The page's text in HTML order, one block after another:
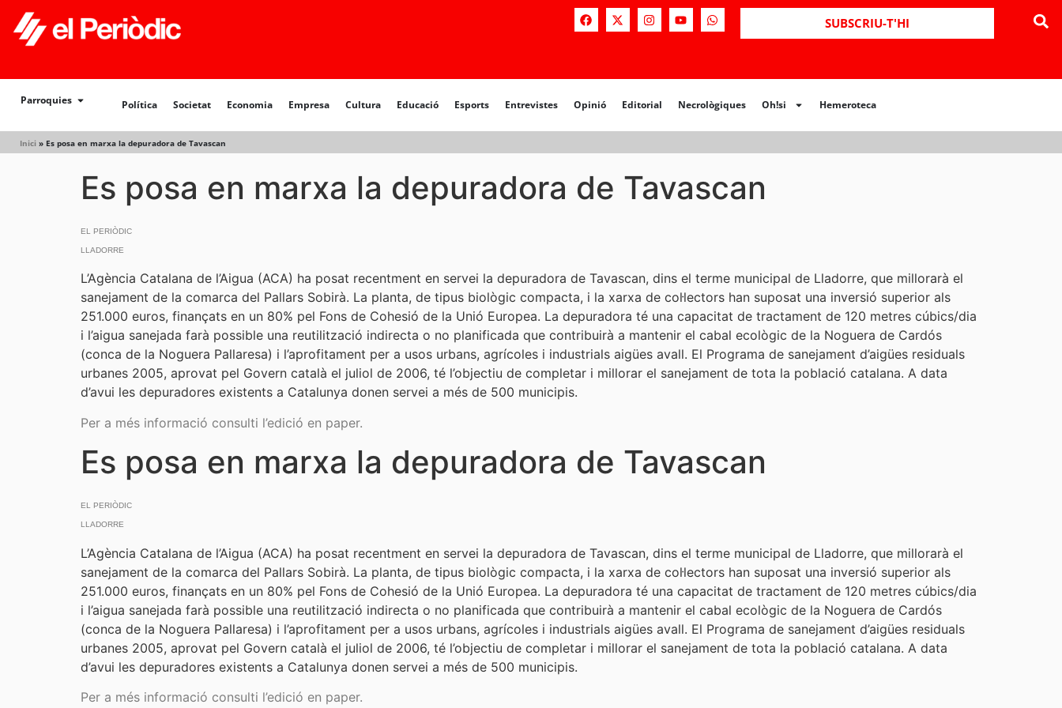
SUBSCRIU-T'HI
Parroquies Política Societat Economia Empresa Cultura Educació Esports Entrevistes Opinió Editorial Necrològiques Oh!si Hemeroteca
Inici » Es posa en marxa la depuradora de Tavascan
Política Societat Opinió Editorial Necrològiques Hemeroteca
Es posa en marxa la depuradora de Tavascan
EL PERIÒDIC
LLADORRE
L’Agència Catalana de l’Aigua (ACA) ha posat recentment en servei la depuradora de Tavascan, dins el terme municipal de Lladorre, que millorarà el
sanejament de la comarca del Pallars Sobirà. La planta, de tipus biològic compacta, i la xarxa de col·lectors han suposat una inversió superior als
251.000 euros, finançats en un 80% pel Fons de Cohesió de la Unió Europea. La depuradora té una capacitat de tractament de 120 metres cúbics/dia
i l’aigua sanejada farà possible una reutilització indirecta o no planificada que contribuirà a mantenir el cabal ecològic de la Noguera de Cardós
(conca de la Noguera Pallaresa) i l’aprofitament per a usos urbans, agrícoles i industrials aigües avall. El Programa de sanejament d’aigües residuals
urbanes 2005, aprovat pel Govern català el juliol de 2006, té l’objectiu de completar i millorar el sanejament de tota la població catalana. A data
d’avui les depuradores existents a Catalunya donen servei a més de 500 municipis.
Per a més informació consulti l’edició en paper.
Es posa en marxa la depuradora de Tavascan
EL PERIÒDIC
LLADORRE
L’Agència Catalana de l’Aigua (ACA) ha posat recentment en servei la depuradora de Tavascan, dins el terme municipal de Lladorre, que millorarà el
sanejament de la comarca del Pallars Sobirà. La planta, de tipus biològic compacta, i la xarxa de col·lectors han suposat una inversió superior als
251.000 euros, finançats en un 80% pel Fons de Cohesió de la Unió Europea. La depuradora té una capacitat de tractament de 120 metres cúbics/dia
i l’aigua sanejada farà possible una reutilització indirecta o no planificada que contribuirà a mantenir el cabal ecològic de la Noguera de Cardós
(conca de la Noguera Pallaresa) i l’aprofitament per a usos urbans, agrícoles i industrials aigües avall. El Programa de sanejament d’aigües residuals
urbanes 2005, aprovat pel Govern català el juliol de 2006, té l’objectiu de completar i millorar el sanejament de tota la població catalana. A data
d’avui les depuradores existents a Catalunya donen servei a més de 500 municipis.
Per a més informació consulti l’edició en paper.